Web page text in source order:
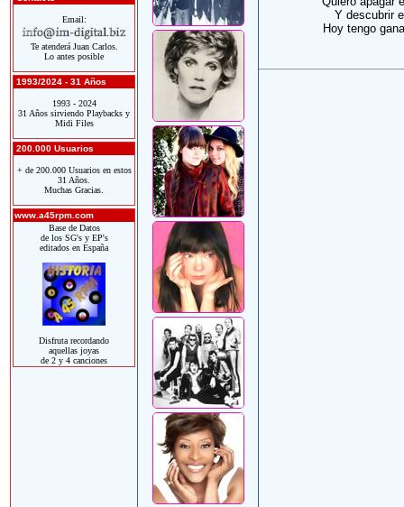
Email:
Te atenderá Juan Carlos.
Lo antes posible
1993/2024 - 31 Años
1993 - 2024
31 Años sirviendo Playbacks y
Midi Files
200.000 Usuarios
+ de 200.000 Usuarios en estos
31 Años.
Muchas Gracias.
www.a45rpm.com
Base de Datos
de los SG's y EP's
editados en España
Disfruta recordando
aquellas joyas
de 2 y 4 canciones
Y descubrir
Hoy tengo